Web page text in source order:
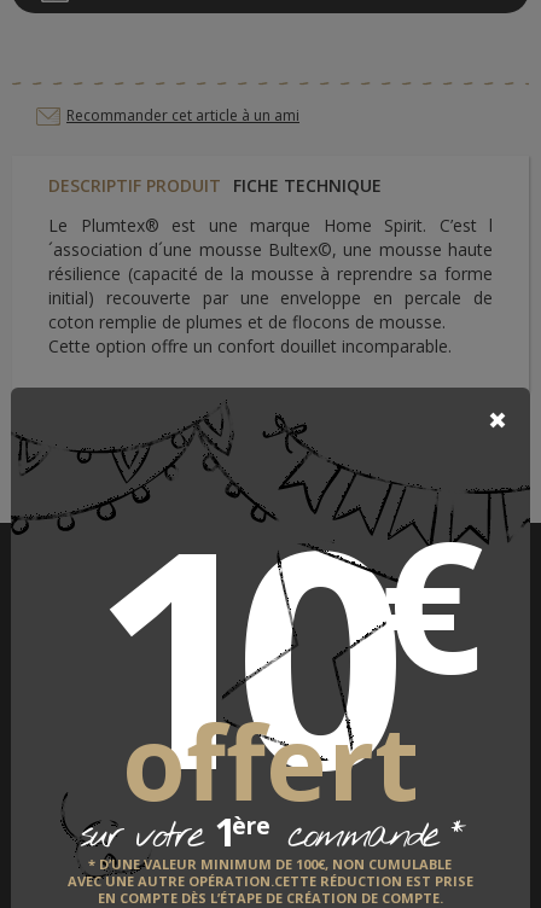
10€
offert
sur votre 1ère commande*
* D’UNE VALEUR MINIMUM DE 100€, NON CUMULABLE
AVEC UNE AUTRE OPÉRATION.CETTE RÉDUCTION EST PRISE
EN COMPTE DÈS L’ÉTAPE DE CRÉATION DE COMPTE.
Recommander cet article à un ami
DESCRIPTIF PRODUIT
FICHE TECHNIQUE
Le Plumtex® est une marque Home Spirit. C’est l
´association d´une mousse Bultex©, une mousse haute
résilience (capacité de la mousse à reprendre sa forme
initial) recouverte par une enveloppe en percale de
coton remplie de plumes et de flocons de mousse.
Cette option offre un confort douillet incomparable.
PAIEMENT SÉCURISÉ
LIVRAISON À L'INTERNATIONAL